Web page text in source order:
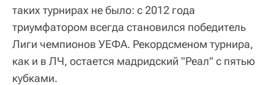
таких турнирах не было: с 2012 года
триумфатором всегда становился победитель
Лиги чемпионов УЕФА. Рекордсменом турнира,
как и в ЛЧ, остается мадридский "Реал" с пятью
кубками.